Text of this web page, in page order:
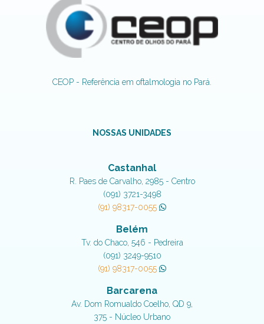
CEOP - Referência em oftalmologia no Pará.
NOSSAS UNIDADES
Castanhal
R. Paes de Carvalho, 2985 - Centro
(091) 3721-3498
(91) 98317-0055
Belém
Tv. do Chaco, 546 - Pedreira
(091) 3249-9510
(91) 98317-0055
Barcarena
Av. Dom Romualdo Coelho, QD 9,
375 - Núcleo Urbano